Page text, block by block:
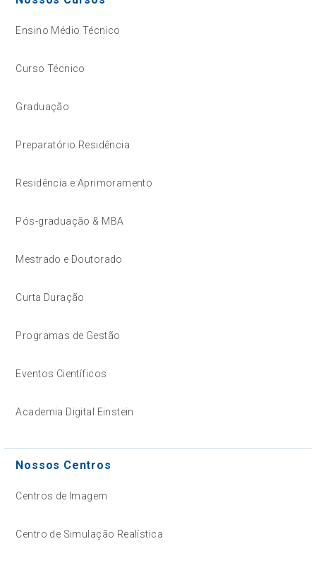
Ensino Médio Técnico
Curso Técnico
Graduação
Preparatório Residência
Residência e Aprimoramento
Pós-graduação & MBA
Mestrado e Doutorado
Curta Duração
Programas de Gestão
Eventos Científicos
Academia Digital Einstein
Nossos Centros
Centros de Imagem
Centro de Simulação Realística